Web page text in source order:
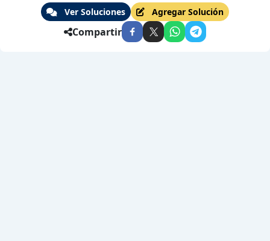
Ver Soluciones Agregar Solución
Compartir